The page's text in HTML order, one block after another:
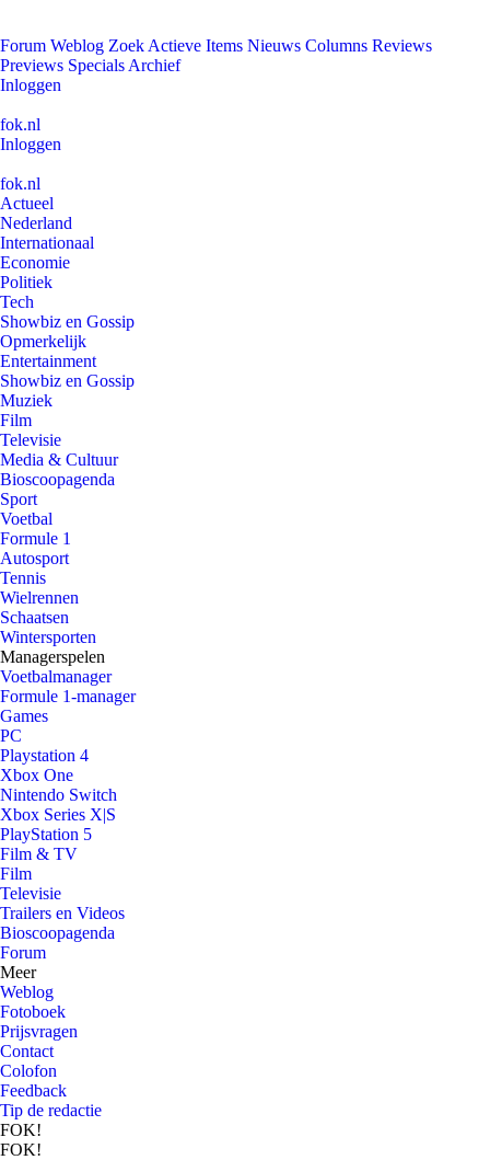
Forum Weblog Zoek Actieve Items Nieuws Columns Reviews
Previews Specials Archief
Inloggen
fok.nl
Inloggen
fok.nl
Actueel
Nederland
Internationaal
Economie
Politiek
Tech
Showbiz en Gossip
Opmerkelijk
Entertainment
Showbiz en Gossip
Muziek
Film
Televisie
Media & Cultuur
Bioscoopagenda
Sport
Voetbal
Formule 1
Autosport
Tennis
Wielrennen
Schaatsen
Wintersporten
Managerspelen
Voetbalmanager
Formule 1-manager
Games
PC
Playstation 4
Xbox One
Nintendo Switch
Xbox Series X|S
PlayStation 5
Film & TV
Film
Televisie
Trailers en Videos
Bioscoopagenda
Forum
Meer
Weblog
Fotoboek
Prijsvragen
Contact
Colofon
Feedback
Tip de redactie
FOK!
FOK!